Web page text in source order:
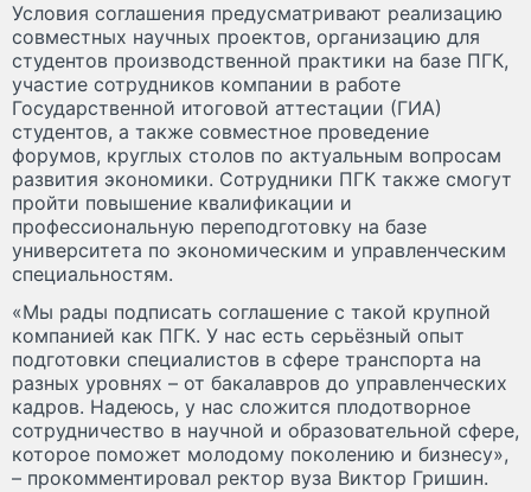
Условия соглашения предусматривают реализацию
совместных научных проектов, организацию для
студентов производственной практики на базе ПГК,
участие сотрудников компании в работе
Государственной итоговой аттестации (ГИА)
студентов, а также совместное проведение
форумов, круглых столов по актуальным вопросам
развития экономики. Сотрудники ПГК также смогут
пройти повышение квалификации и
профессиональную переподготовку на базе
университета по экономическим и управленческим
специальностям.
«Мы рады подписать соглашение с такой крупной
компанией как ПГК. У нас есть серьёзный опыт
подготовки специалистов в сфере транспорта на
разных уровнях – от бакалавров до управленческих
кадров. Надеюсь, у нас сложится плодотворное
сотрудничество в научной и образовательной сфере,
которое поможет молодому поколению и бизнесу»,
– прокомментировал ректор вуза Виктор Гришин.